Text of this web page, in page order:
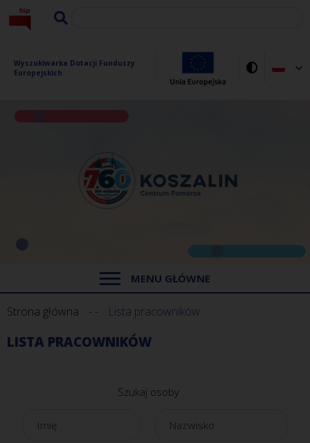
Wyszukiwarka Dotacji Funduszy
Europejskich
MENU GŁÓWNE
Strona główna Lista pracowników
LISTA PRACOWNIKÓW
Szukaj osoby